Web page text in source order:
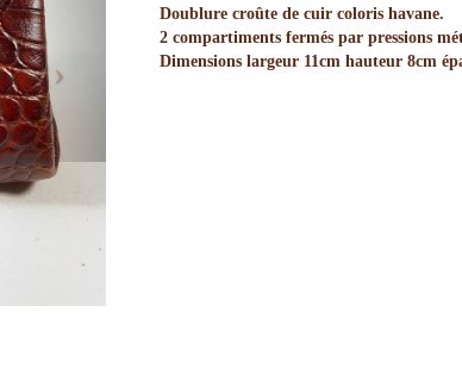
Doublure croûte de cuir coloris havane.
2 compartiments fermés par pressions
Dimensions largeur 11cm hauteur 8cm